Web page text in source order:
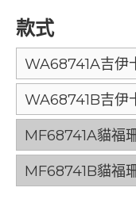
款式
WA68741A吉伊
WA68741B吉伊
MF68741A貓福
MF68741B貓福